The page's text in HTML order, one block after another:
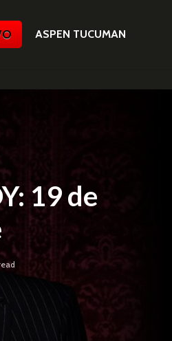
ASPEN TUCUMAN
19 de